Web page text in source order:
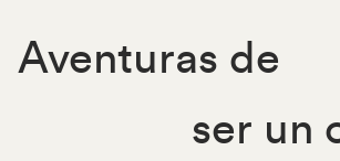
Aventuras de
ser un